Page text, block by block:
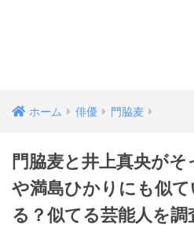
ホーム 俳優 門脇麦
門脇麦と井上真央が
や満島ひかりにも似
る？似てる芸能人を調